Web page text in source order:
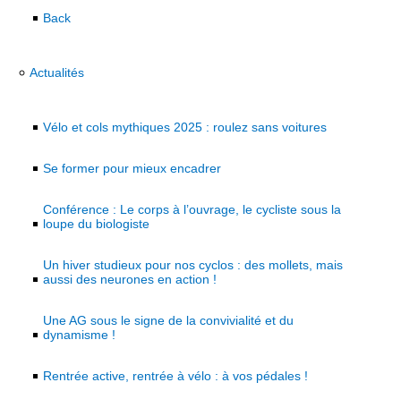
Back
Actualités
Vélo et cols mythiques 2025 : roulez sans voitures
Se former pour mieux encadrer
Conférence : Le corps à l’ouvrage, le cycliste sous la
loupe du biologiste
Un hiver studieux pour nos cyclos : des mollets, mais
aussi des neurones en action !
Une AG sous le signe de la convivialité et du
dynamisme !
Rentrée active, rentrée à vélo : à vos pédales !